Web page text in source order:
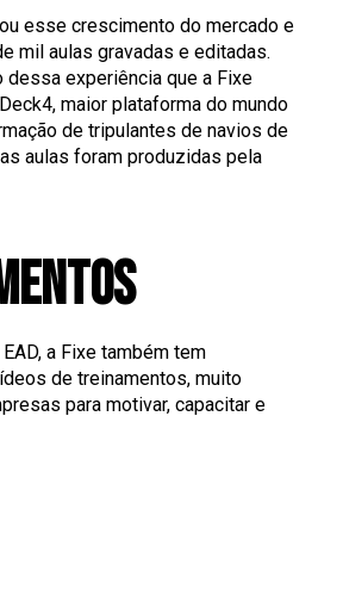
esse crescimento do mercado e
mil aulas gravadas e editadas.
dessa experiência que a Fixe
maior plataforma do mundo
de tripulantes de navios de
aulas foram produzidas pela
a Fixe também tem
de treinamentos, muito
para motivar, capacitar e